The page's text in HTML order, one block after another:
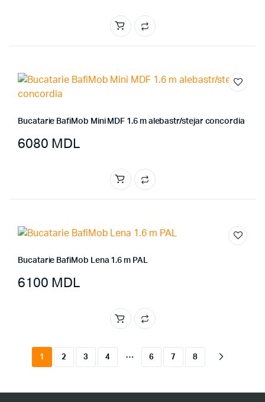
Bucatarie BafiMob Mini MDF 1.6 m alebastr/stejar concordia
6080 MDL
Bucatarie BafiMob Lena 1.6 m PAL
6100 MDL
1 2 3 4 … 6 7 8